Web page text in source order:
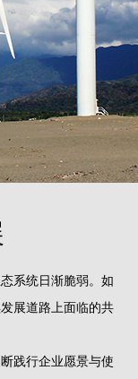
系统日渐脆弱。如
展道路上面临的共
践行企业愿景与使